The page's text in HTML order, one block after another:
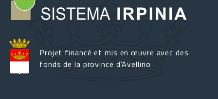
Projet financé et mis en œuvre avec des
fonds de la province d'Avellino